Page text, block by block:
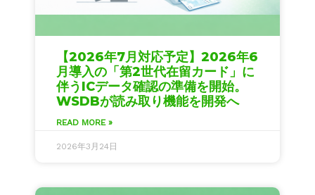
【2026年7月対応予定】2026年6
月導入の「第2世代在留カード」に
伴うICデータ確認の準備を開始。
WSDBが読み取り機能を開発へ
READ MORE »
2026年3月24日